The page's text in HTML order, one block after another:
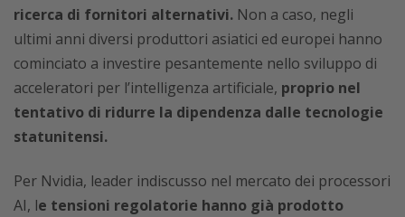
ricerca di fornitori alternativi. Non a caso, negli
ultimi anni diversi produttori asiatici ed europei hanno
cominciato a investire pesantemente nello sviluppo di
acceleratori per l’intelligenza artificiale, proprio nel
tentativo di ridurre la dipendenza dalle tecnologie
statunitensi.
Per Nvidia, leader indiscusso nel mercato dei processori
AI, le tensioni regolatorie hanno già prodotto